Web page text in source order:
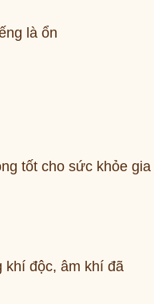
là ổn
tốt cho sức khỏe gia
khí độc, âm khí đã